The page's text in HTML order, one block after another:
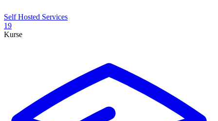
Self Hosted Services
19
Kurse